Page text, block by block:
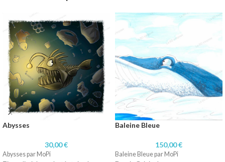
Abysses
30,00€
Abysses par MoPi
Baleine Bleue
150,00€
Baleine Bleue par MoPi